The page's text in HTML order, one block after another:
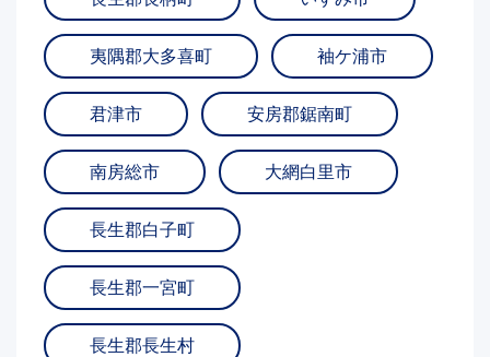
夷隅郡大多喜町 袖ケ浦市
君津市 安房郡鋸南町
南房総市 大網白里市
長生郡白子町
長生郡一宮町
長生郡長生村